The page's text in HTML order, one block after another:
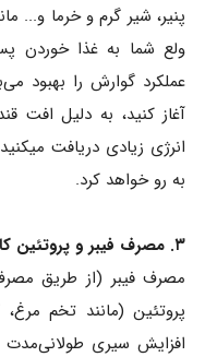
پنیر، شیر گرم و خرما و...
ولع شما به غذا خوردن
عملکرد گوارش را بهبود
آغاز کنید، به دلیل افت
انرژی زیادی دریافت
به رو خواهد کرد.
۳. مصرف فیبر و پروتئین کافی در وعده سحر
مصرف فیبر (از طریق
پروتئین (مانند تخم‌
افزایش سیری